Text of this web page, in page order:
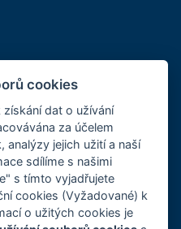
cookies
dat o užívání
za účelem
analýzy jejich užití a naší
sdílíme s našimi
s tímto vyjadřujete
cookies (Vyžadované) k
o užitých cookies je